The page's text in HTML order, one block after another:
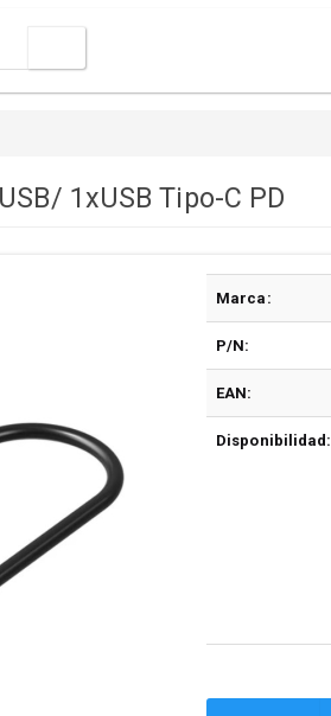
1xUSB Tipo-C PD
Marca:
P/N:
EAN:
Disponibilidad: